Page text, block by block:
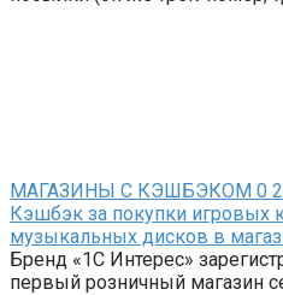
МАГАЗИНЫ С КЭШБЭКОМ 0
Кэшбэк за покупки игровых
музыкальных дисков в
Бренд «1С Интерес»
первый розничный магазин